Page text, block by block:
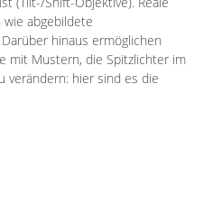
abgebildete
hinaus ermöglichen
mit Mustern, die Spitzlichter im
verändern: hier sind es die